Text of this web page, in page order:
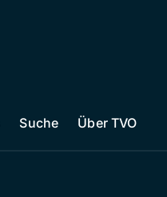
Suche Über TVO